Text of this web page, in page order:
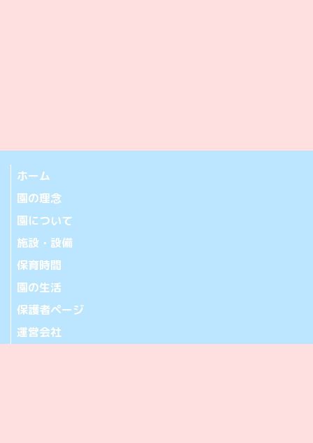
ホーム
園の理念
園について
施設・設備
保育時間
園の生活
保護者ページ
運営会社